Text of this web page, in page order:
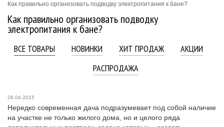
Как правильно организовать подводку электропитания к бане?
Как правильно организовать подводку
электропитания к бане?
ВСЕ ТОВАРЫ НОВИНКИ ХИТ ПРОДАЖ
АКЦИИ
РАСПРОДАЖА
28.04.2015
Нередко современная дача подразумевает под собой наличие
на участке не только жилого дома, но и целого ряда